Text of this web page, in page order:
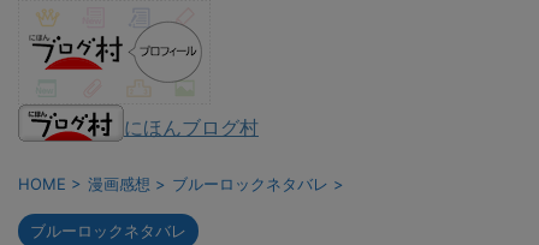
にほんブログ村
HOME > 漫画感想 > ブルーロックネタバレ >
ブルーロックネタバレ